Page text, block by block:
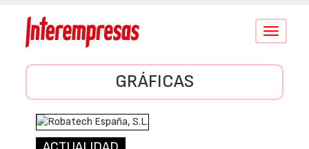
Conmutar
GRÁFICAS